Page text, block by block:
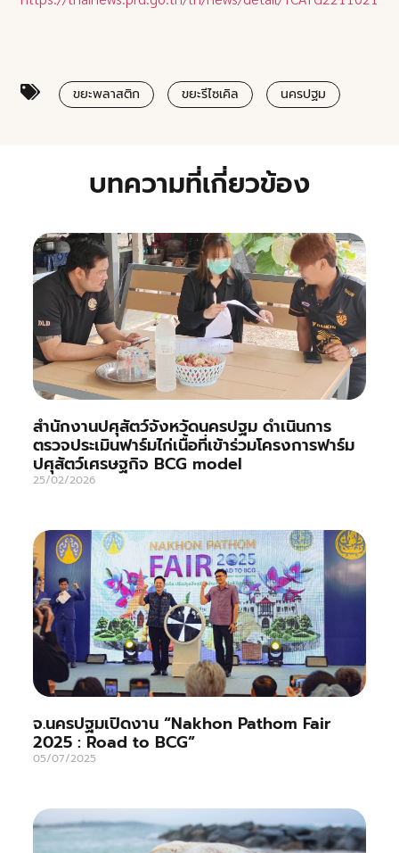
ขยะพลาสติก ขยะรีไซเคิล นครปฐม
บทความที่เกี่ยวข้อง
สำนักงานปศุสัตว์จังหวัดนครปฐม ดำเนินการ
ตรวจประเมินฟาร์มไก่เนื้อที่เข้าร่วมโครงการฟาร์ม
ปศุสัตว์เศรษฐกิจ BCG model
25/02/2026
จ.นครปฐมเปิดงาน “Nakhon Pathom Fair
2025 : Road to BCG”
05/07/2025